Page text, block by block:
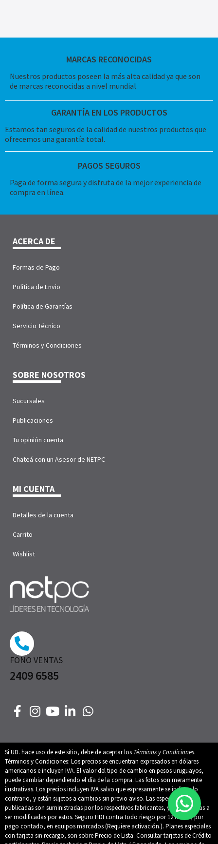
MARCAS RECONOCIDAS
Nuestros productos poseen la más alta calidad ya que son
de marcas reconocidas a nivel mundial
GARANTÍA EN LOS PRODUCTOS
Estamos tan seguros de la calidad de nuestros productos que
ofrecemos una garantía total.
PAGOS SEGUROS
Paga de forma segura y disfruta de la mejor experiencia de
compra en línea.
FONO VENTAS
2409 6585
ACERCA DE
Formas de Pago
Política de Envio
Política de Garantías
Servicio Técnico
Términos y Condiciones
SOBRE NOSOTROS
Sucursales
Publicaciones
Tu opinión cuenta
Chateá con un Asesor de NETPC
MI CUENTA
Detalles de la cuenta
Carrito
Wishlist
Si UD. hace uso de este sitio, debe de aceptar los Términos y Condiciones.
Términos y Condiciones: Los precios se encuentran expresados en dólares
americanos e incluyen IVA. El valor del tipo de cambio en pesos uruguayos,
puede cambiar dependiendo el día de la compra. Las fotos son meramente
ilustrativas. Los precios incluyen IVA salvo que expresamente se indique lo
contrario, y están sujetos a cambios sin previo aviso. Las especificaciones
publicadas son suministradas por los respectivos fabricantes, y están sujetas a
ser modificadas por estos. Seguro HDI contra todo riesgo por 12 meses, por
pago contado, en equipos marcados (Requiere activación.). Planes especiales
con tarjeta sin recargo, son sobre Precio de Lista. Consultar tarjetas de Crédito